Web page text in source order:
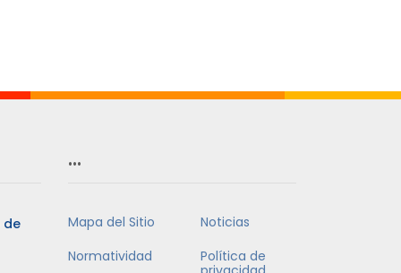
de
…
Mapa del Sitio
Noticias
Normatividad
Política de